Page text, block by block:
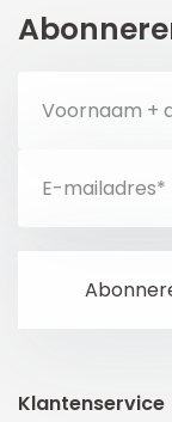
Klantenservice